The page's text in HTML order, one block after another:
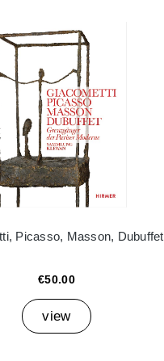
Picasso, Masson, Dubuffet
€50.00
view